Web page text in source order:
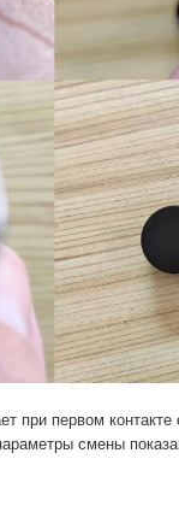
при первом
смены